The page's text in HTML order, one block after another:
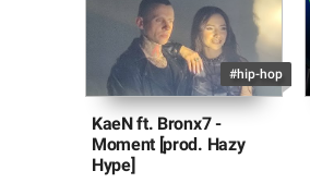
#hip-hop
KaeN ft. Bronx7 -
Moment [prod. Hazy
Hype]